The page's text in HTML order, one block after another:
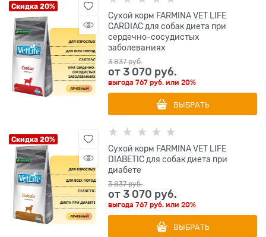
Скидка 20%
Сухой корм FARMINA VET LIFE
CARDIAC для собак диета при
сердечно-сосудистых
заболеваниях
3 837 руб.
от3 070 руб.
выгода767 руб. или20%
ВЫБРАТЬ
Скидка 20%
Сухой корм FARMINA VET LIFE
DIABETIC для собак диета при
диабете
3 837 руб.
от3 070 руб.
выгода767 руб. или20%
ВЫБРАТЬ